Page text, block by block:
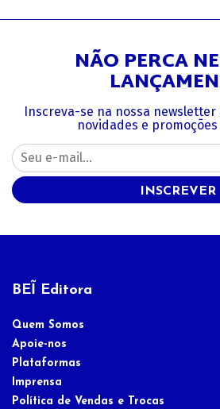
NÃO PERCA
Inscreva-se na nossa newsletter
novidades e
INSCREVER
BEĨ Editora
Quem Somos
Apoie-nos
Plataformas
Imprensa
Política de Vendas e Trocas